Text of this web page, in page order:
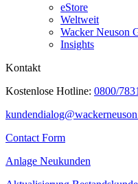
eStore
Weltweit
Wacker Neuson
Insights
Kontakt
Kostenlose Hotline: 0800/
Contact Form
Anlage Neukunden